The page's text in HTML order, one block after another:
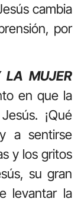
cambia
por
LA MUJER
en que la
¡Qué
a sentirse
y los gritos
su gran
levantar la